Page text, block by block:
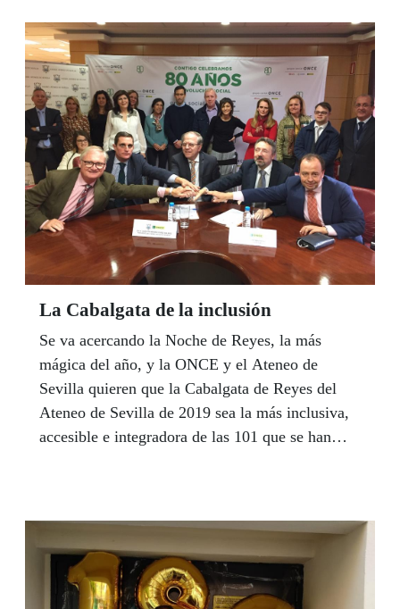
financiará otra iniciativa, en este país, de
Educación Inclusiva, que ejecutará allí la
Agencia Española de Cooperación Internacional
para el Desarrollo (AECID). Una delegación de
la Federación Nacional de Ciegos de Ecuador
han visitado el Centro de Recursos Educativos de
la ONCE en Sevilla con motivo de este acuerdo.
La Cabalgata de la inclusión
Se va acercando la Noche de Reyes, la más
mágica del año, y la ONCE y el Ateneo de
Sevilla quieren que la Cabalgata de Reyes del
Ateneo de Sevilla de 2019 sea la más inclusiva,
accesible e integradora de las 101 que se han
por la apuesta por facilitar la participación activa
de personas con discapacidad en el cortejo y los
medios que van a garantizar esa accesibilidad.